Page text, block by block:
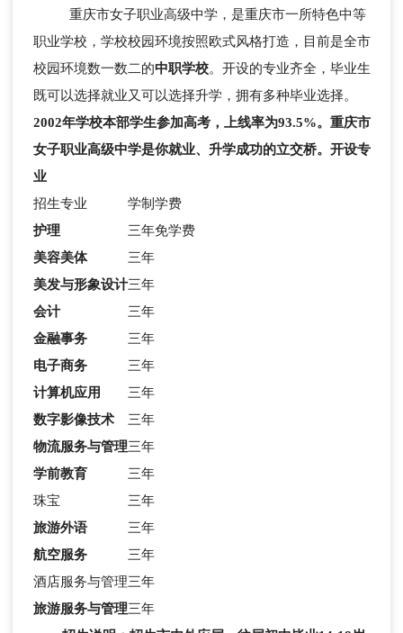
重庆市女子职业高级中学，是重庆市一所特色中等
职业学校，学校校园环境按照欧式风格打造，目前是全市
校园环境数一数二的中职学校。开设的专业齐全，毕业生
既可以选择就业又可以选择升学，拥有多种毕业选择。
2002年学校本部学生参加高考，上线率为93.5%。重庆市
女子职业高级中学是你就业、升学成功的立交桥。 开设专
业
招生专业
学制 学费
护理
三年免学费
美容美体
三年
美发与形象设计三年
会计
三年
金融事务
三年
电子商务
三年
计算机应用
三年
数字影像技术
三年
物流服务与管理三年
学前教育
三年
珠宝
三年
旅游外语
三年
航空服务
三年
酒店服务与管理三年
旅游服务与管理三年